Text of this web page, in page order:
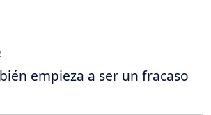
empieza a ser un fracaso